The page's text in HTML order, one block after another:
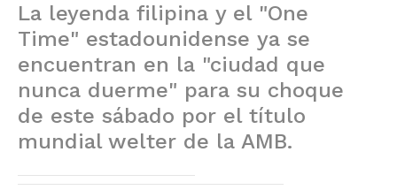
La leyenda filipina y el "One
Time" estadounidense ya se
encuentran en la "ciudad que
nunca duerme" para su choque
de este sábado por el título
mundial welter de la AMB.